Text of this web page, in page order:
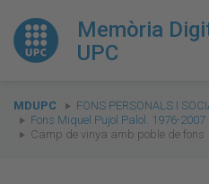
Memòria
UPC
You
are
here:
MDUPC
FONS PERSONALS I
Fons Miquel Pujol Palol. 1976-2007
Camp de vinya amb poble de fons